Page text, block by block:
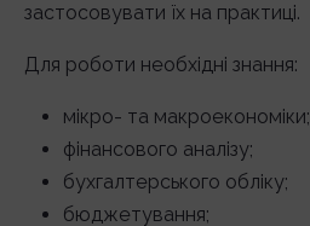
застосовувати їх на практиці.
Для роботи необхідні знання:
мікро- та макроекономіки;
фінансового аналізу;
бухгалтерського обліку;
бюджетування;